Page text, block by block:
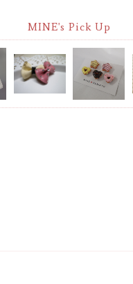
MINE's Pick Up